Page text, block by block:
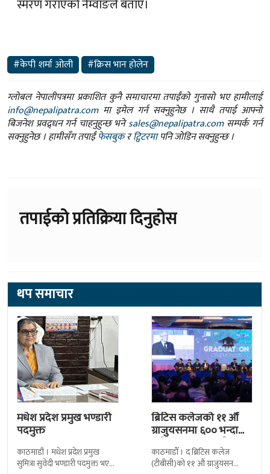
स्मरण गराएको नेम्वाङले बताए।
#केपी शर्मा ओली
#क्रिस भान होलेन
ग्लोबल नेपालीपत्रमा प्रकाशित कुनै समाचारमा तपाईंको गुनासो भए हामीलाई
info@nepalipatra.comमा इमेल गर्न सक्नुहुनेछ । साथै तपाई आफ्नो
बिजनेश प्रवद्र्धन गर्न चाहनुहुन्छ भनेsales@nepalipatra.comसम्पर्क गर्न
सक्नुहुनेछ । हामीसँग तपाईंफेसबुकरट्विटरमापनि जोडिन सक्नुहुन्छ ।
तपाईको प्रतिक्रिया दिनुहोस
थप समाचार
मधेश प्रदेश प्रमुख भण्डारी
पदमुक्त
काठमाडौं । मधेश प्रदेश प्रमुख
सुमित्रा सुवेदी भण्डारी पदमुक्त भएकी
ब्रिटिस कलेजको ११ औँ
ग्राजुयसनमा ६०० भन्दा
बढी ग्राजुयट सम्मानित
काठमाडौँ । द ब्रिटिस कलेज
(टीबीसी)को ११ औं ग्राजुयसन